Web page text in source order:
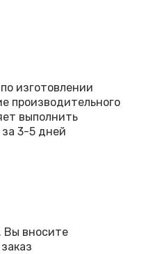
изготовлении
производительного
выполнить
3-5 дней
Вы вносите